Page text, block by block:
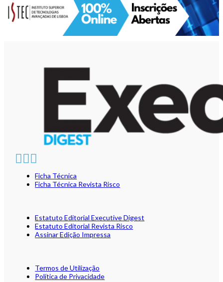
Ficha Técnica
Ficha Técnica Revista Risco
Estatuto Editorial Executive Digest
Estatuto Editorial Revista Risco
Assinar Edição Impressa
Termos de Utilização
Política de Privacidade